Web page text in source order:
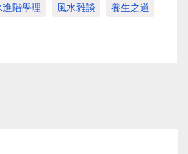
進階學理 風水雜談 養生之道